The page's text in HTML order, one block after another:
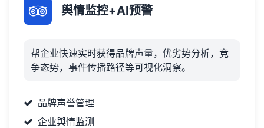
舆情监控+AI预警
帮企业快速实时获得品牌声量，优劣势分析，竞
争态势，事件传播路径等可视化洞察。
品牌声誉管理
企业舆情监测